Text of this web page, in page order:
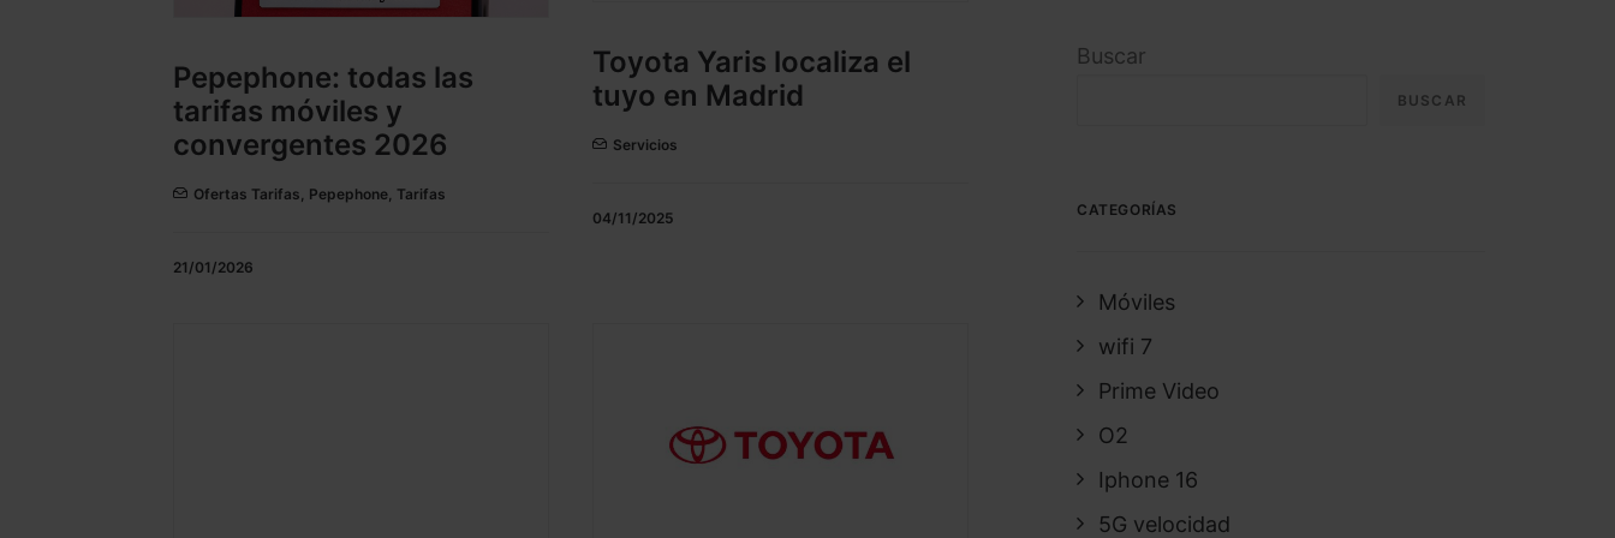
Pepephone: todas las
tarifas móviles y
convergentes 2026
Ofertas Tarifas, Pepephone, Tarifas
21/01/2026
Toyota Yaris localiza el
tuyo en Madrid
Servicios
04/11/2025
Buscar
BUSCAR
CATEGORÍAS
Móviles
wifi 7
Prime Video
O2
Iphone 16
5G velocidad